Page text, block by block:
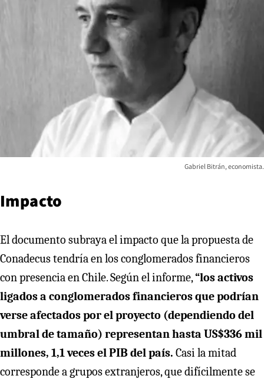
Gabriel Bitrán, economista.
Impacto
El documento subraya el impacto que la propuesta de
Conadecus tendría en los conglomerados financieros
con presencia en Chile. Según el informe,“los activos
ligados a conglomerados financieros que podrían
verse afectados por el proyecto (dependiendo del
umbral de tamaño) representan hasta US$336 mil
millones, 1,1 veces el PIB del país. Casi la mitad
corresponde a grupos extranjeros, que difícilmente se